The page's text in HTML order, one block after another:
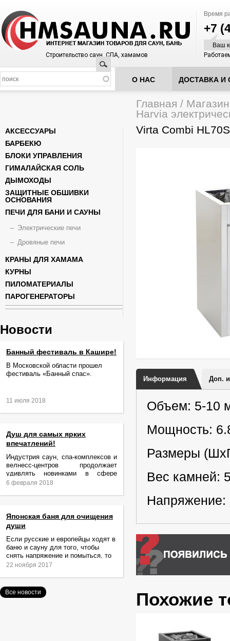
Время
+7
Ваш
Строительство саун, СПА, хамамов
Поиск
О НАС ДОСТАВКА И
Вы здесь
Главная / Магазин
Harvia
Virta Combi
Информация Доп.
Объем: 5-10
Мощность:
Размеры
Вес камней:
Напряжение:
Похожие
АКСЕССУАРЫ
БАРБЕКЮ
БЛОКИ УПРАВЛЕНИЯ
ГИМАЛАЙСКАЯ СОЛЬ
ДЫМОХОДЫ
ЗАЩИТНЫЕ ОБШИВКИ
ОСНОВАНИЯ
ПЕЧИ ДЛЯ БАНИ И САУНЫ
Электрические печи
Дровяные печи
КРАНЫ ДЛЯ ХАМАМА
КУРНЫ
ПИЛОМАТЕРИАЛЫ
ПАРОГЕНЕРАТОРЫ
Новости
Банный фестиваль в Кашире!
В Московской области прошел
фестиваль «Банный спас».
11 июля 2018
Душ для самых ярких
впечатлений!
Индустрия саун, спа-комплексов и
велнесс-центров продолжает
удивлять новинками в сфере
релаксации и ухода за телом.
6 февраля 2018
Японская баня для очищения
души
Если русские и европейцы ходят в
баню и сауну для того, чтобы
снять напряжение и помыться, то
жители Японии идут туда за
22 ноября 2017
Все новости